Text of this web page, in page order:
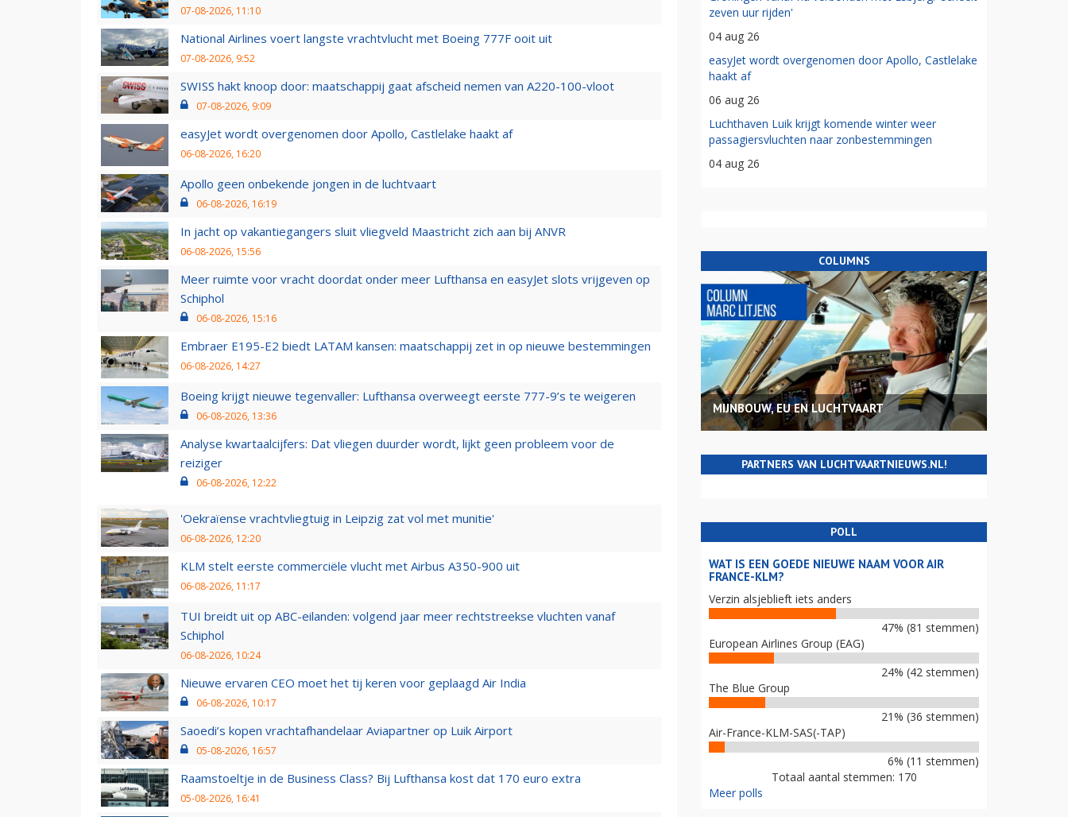
07-08-2026, 11:10
National Airlines voert langste vrachtvlucht met Boeing 777F ooit uit
07-08-2026, 9:52
SWISS hakt knoop door: maatschappij gaat afscheid nemen van A220-100-vloot
07-08-2026, 9:09
easyJet wordt overgenomen door Apollo, Castlelake haakt af
06-08-2026, 16:20
Apollo geen onbekende jongen in de luchtvaart
06-08-2026, 16:19
In jacht op vakantiegangers sluit vliegveld Maastricht zich aan bij ANVR
06-08-2026, 15:56
Meer ruimte voor vracht doordat onder meer Lufthansa en easyJet slots vrijgeven op
Schiphol
06-08-2026, 15:16
Embraer E195-E2 biedt LATAM kansen: maatschappij zet in op nieuwe bestemmingen
06-08-2026, 14:27
Boeing krijgt nieuwe tegenvaller: Lufthansa overweegt eerste 777-9’s te weigeren
06-08-2026, 13:36
Analyse kwartaalcijfers: Dat vliegen duurder wordt, lijkt geen probleem voor de
reiziger
06-08-2026, 12:22
'Oekraïense vrachtvliegtuig in Leipzig zat vol met munitie'
06-08-2026, 12:20
KLM stelt eerste commerciële vlucht met Airbus A350-900 uit
06-08-2026, 11:17
TUI breidt uit op ABC-eilanden: volgend jaar meer rechtstreekse vluchten vanaf
Schiphol
06-08-2026, 10:24
Nieuwe ervaren CEO moet het tij keren voor geplaagd Air India
06-08-2026, 10:17
Saoedi’s kopen vrachtafhandelaar Aviapartner op Luik Airport
05-08-2026, 16:57
Raamstoeltje in de Business Class? Bij Lufthansa kost dat 170 euro extra
05-08-2026, 16:41
zeven uur rijden'
04 aug 26
easyJet wordt overgenomen door Apollo, Castlelake
haakt af
06 aug 26
Luchthaven Luik krijgt komende winter weer
passagiersvluchten naar zonbestemmingen
04 aug 26
COLUMNS
MIJNBOUW, EU EN LUCHTVAART
PARTNERS VAN LUCHTVAARTNIEUWS.NL!
POLL
WAT IS EEN GOEDE NIEUWE NAAM VOOR AIR
FRANCE-KLM?
Verzin alsjeblieft iets anders
47% (81 stemmen)
European Airlines Group (EAG)
24% (42 stemmen)
The Blue Group
21% (36 stemmen)
Air-France-KLM-SAS(-TAP)
6% (11 stemmen)
Totaal aantal stemmen: 170
Meer polls